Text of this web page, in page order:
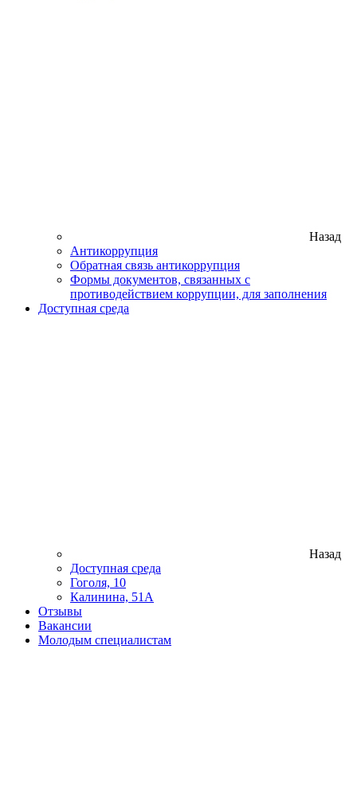
Назад
Антикоррупция
Обратная связь антикоррупция
Формы документов, связанных с
противодействием коррупции, для заполнения
Доступная среда
Назад
Доступная среда
Гоголя, 10
Калинина, 51А
Отзывы
Вакансии
Молодым специалистам